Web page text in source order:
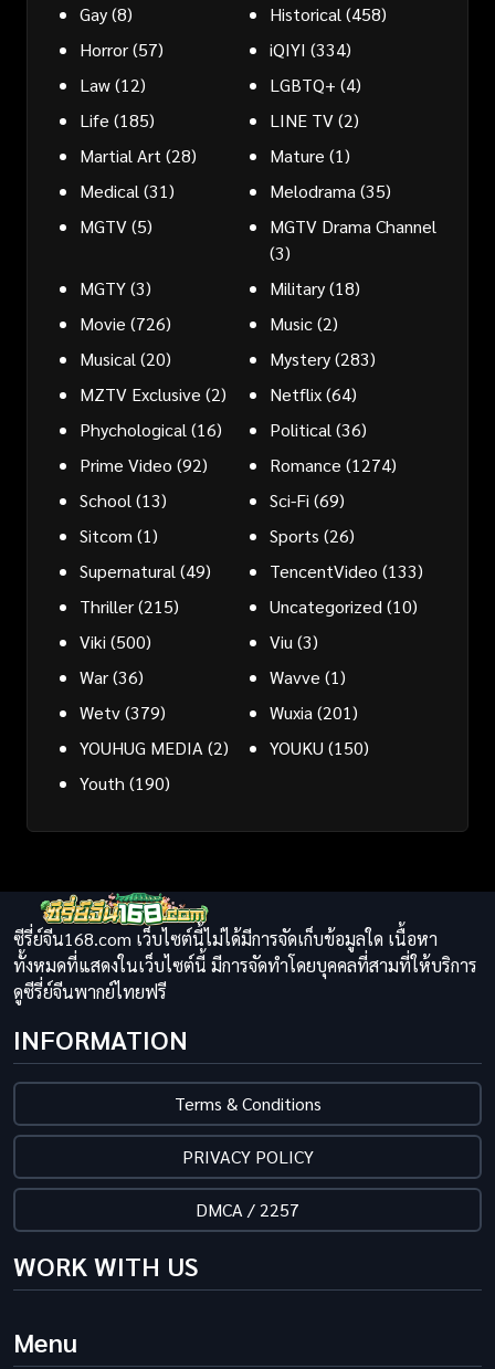
Gay(8) Historical (458)
Horror(57) iQIYI (334)
Law(12) LGBTQ+ (4)
Life (185) LINE TV(2)
Martial Art (28) Mature (1)
Medical (31) Melodrama (35)
MGTV(5)
MGTV Drama Channel
(3)
MGTY(3) Military(18)
Movie (726) Music(2)
Musical (20) Mystery(283)
MZTV Exclusive (2) Netflix(64)
Phychological (16) Political (36)
Prime Video (92) Romance (1274)
School (13) Sci-Fi (69)
Sitcom (1) Sports (26)
Supernatural (49) TencentVideo (133)
Thriller(215) Uncategorized (10)
Viki (500) Viu (3)
War(36) Wavve (1)
Wetv(379) Wuxia (201)
YOUHUG MEDIA (2) YOUKU (150)
Youth (190)
ซีรี่ย์จีน168.com เว็บไซต์นี้ไม่ได้มีการจัดเก็บข้อมูลใด เนื้อหา
ทั้งหมดที่แสดงในเว็บไซต์นี้ มีการจัดทำโดยบุคคลที่สามที่ให้บริการ
ดูซีรี่ย์จีนพากย์ไทยฟรี
INFORMATION
Terms & Conditions
PRIVACY POLICY
DMCA / 2257
WORK WITH US
Menu